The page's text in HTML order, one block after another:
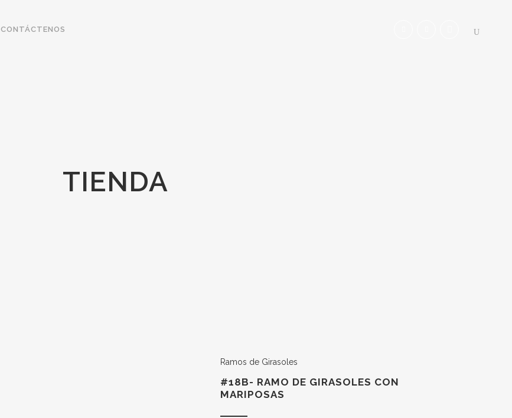
CONTÁCTENOS
TIENDA
Ramos de Girasoles
#18B- RAMO DE GIRASOLES CON
MARIPOSAS